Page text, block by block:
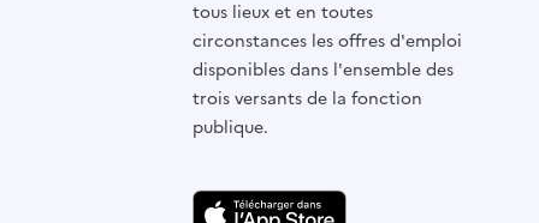
tous lieux et en toutes
circonstances les offres d'emploi
disponibles dans l'ensemble des
trois versants de la fonction
publique.